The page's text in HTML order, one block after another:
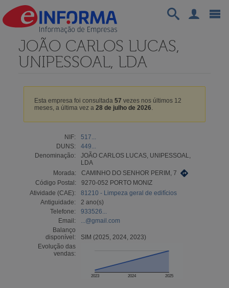
JOÃO CARLOS LUCAS,
UNIPESSOAL, LDA
Esta empresa foi consultada 57 vezes nos últimos 12
meses, a última vez a 28 de julho de 2026.
NIF:
517...
DUNS:
449...
Denominação:
JOÃO CARLOS LUCAS, UNIPESSOAL,
LDA
Morada:
CAMINHO DO SENHOR PERIM, 7
Código Postal:
9270-052 PORTO MONIZ
Atividade (CAE):
81210 - Limpeza geral de edifícios
Antiguidade:
2 ano(s)
Telefone:
933526...
Email:
...@gmail.com
Balanço
disponível:
SIM (2025, 2024, 2023)
Evolução das
vendas:
2023 2024 2025